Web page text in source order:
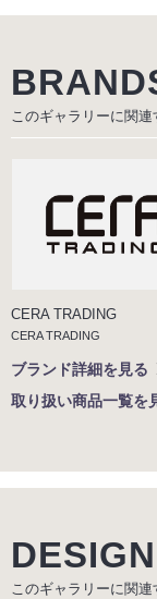
このギャラリーに関連
CERA TRADING
CERA TRADING
ブランド詳細を見る
取り扱い商品一覧を
このギャラリーに関連